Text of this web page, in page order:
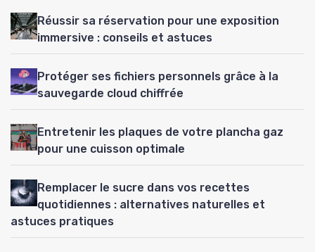
Réussir sa réservation pour une exposition
immersive : conseils et astuces
Protéger ses fichiers personnels grâce à la
sauvegarde cloud chiffrée
Entretenir les plaques de votre plancha gaz
pour une cuisson optimale
Remplacer le sucre dans vos recettes
quotidiennes : alternatives naturelles et
astuces pratiques